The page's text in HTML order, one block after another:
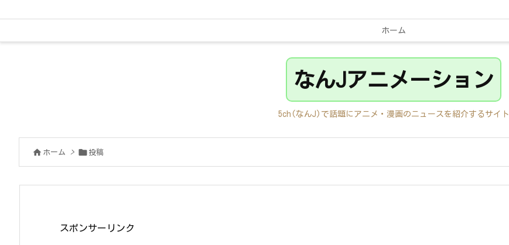
ホーム
なんJアニメーション
5ch(なんJ)で話題にアニメ・漫画のニュースを紹介するサイト
 ホーム >  投稿
スポンサーリンク